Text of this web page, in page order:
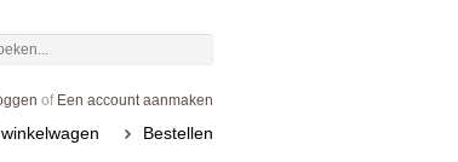
of Een account aanmaken
Bestellen